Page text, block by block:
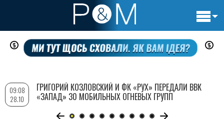
Перейти
содержанию
09:08
28.10
ГРИГОРИЙ КОЗЛОВСКИЙ И ФК «РУХ» ПЕРЕДАЛИ ВВК
«ЗАПАД» 30 МОБИЛЬНЫХ ОГНЕВЫХ ГРУПП